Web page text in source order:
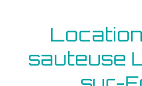
sauteuse